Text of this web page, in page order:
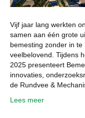
Vijf jaar lang werkten
samen aan één grote
bemesting zonder in
veelbelovend. Tijdens
2025 presenteert
innovaties,
de Rundvee &
Lees meer